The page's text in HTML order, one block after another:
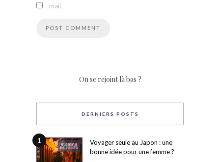
mail.
On se rejoint là bas ?
DERNIERS POSTS
1
Voyager seule au Japon : une
bonne idée pour une femme ?